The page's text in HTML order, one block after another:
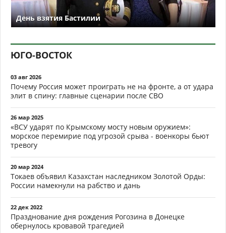
День взятия Бастилии
ЮГО-ВОСТОК
03 авг 2026
Почему Россия может проиграть не на фронте, а от удара
элит в спину: главные сценарии после СВО
26 мар 2025
«ВСУ ударят по Крымскому мосту новым оружием»:
морское перемирие под угрозой срыва - военкоры бьют
тревогу
20 мар 2024
Токаев объявил Казахстан наследником Золотой Орды:
России намекнули на рабство и дань
22 дек 2022
Празднование дня рождения Рогозина в Донецке
обернулось кровавой трагедией